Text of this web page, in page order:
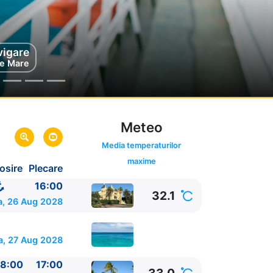
Mare
Plecare
Meteo
Media temperaturilor
maxime
16:00
26 Aug 2028 32.1
27 Aug 2028
17:00